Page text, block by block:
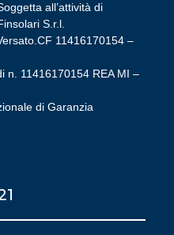
all’attività di
S.r.l.
11416170154 –
n. 11416170154 REA MI –
di Garanzia